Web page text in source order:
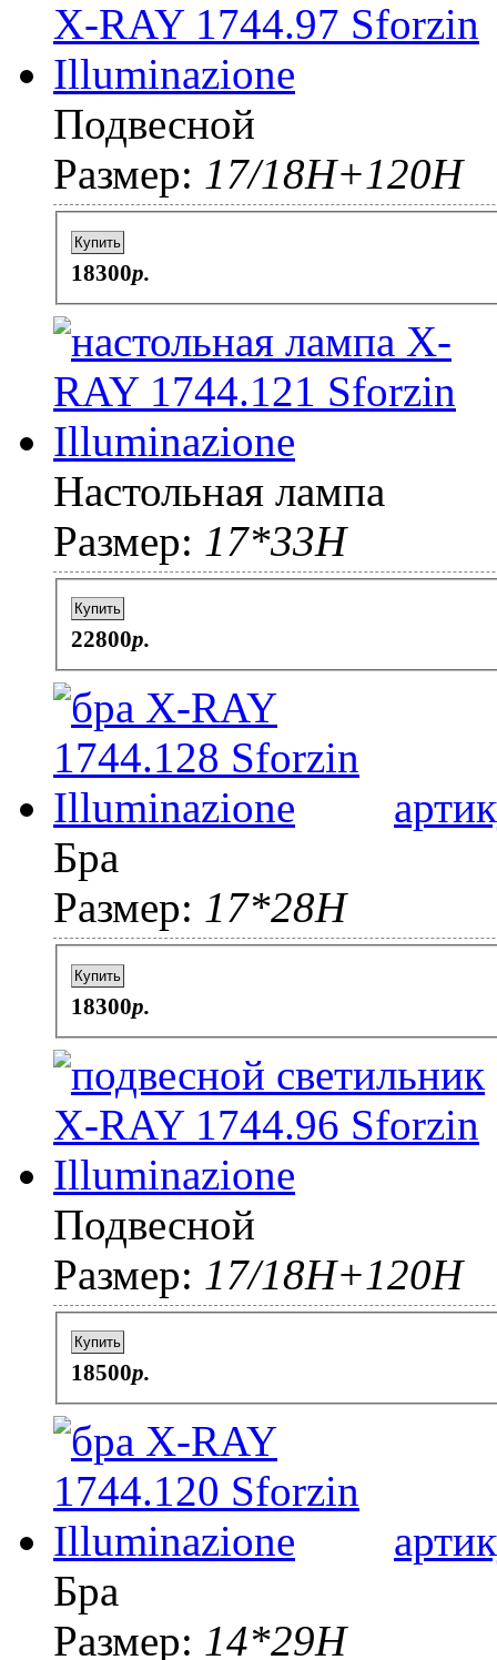
Подвесной
Размер: 17/18Н+120Н
Купить
18300p.
Настольная лампа
Размер: 17*33H
Купить
22800p.
Бра
Размер: 17*28H
Купить
18300p.
Подвесной
Размер: 17/18Н+120Н
Купить
18500p.
Бра
Размер: 14*29H